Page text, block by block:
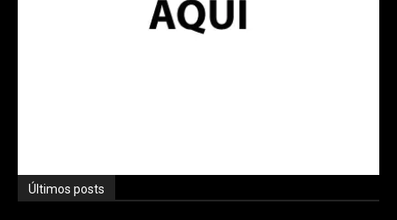
Últimos posts